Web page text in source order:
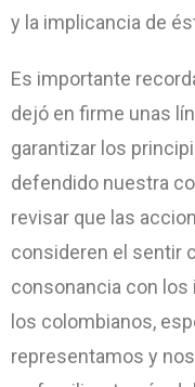
y la implicancia de
Es importante
dejó en firme unas
garantizar los
defendido nuestra
revisar que las
consideren el sentir
consonancia con
los colombianos,
representamos y